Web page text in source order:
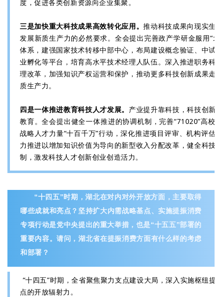
度，促进各类创新资源向企业集聚。
三是加快重大科技成果高效转化应用。推动科技成果向现实生
发展新质生产力的必然要求。全会提出完善政产学研金服用“
体系，建强国家技术转移中部中心，布局建设概念验证、中试
业孵化等平台，培育高水平技术经理人队伍。深入推进职务科
理改革，加强知识产权运营和保护，推动更多科技创新成果走
质生产力。
四是一体推进教育科技人才发展。 产业提升靠科技，科技创新
教育。全会提出健全一体推进的协调机制，完善“71020”高校
战略人才力量“十百千万”行动，深化推进项目评审、机构评估
力推进以增加知识价值为导向的新型收入分配改革，健全科技
制，激发科技人才创新创业创造活力。
“十四五”时期，湖北在对内对外开放方面，主要取得
哪些成就和亮点？坚持扩大内需战略基点、实施提振消费
专项行动是党中央提出的重大举措，也是“十五五”部署的
重要内容。请问，湖北省在提振消费方面有什么样的考虑
和部署？
“十四五”时期，全省聚焦聚力支点建设大局，深入实施枢纽提
点的开放辐射力。